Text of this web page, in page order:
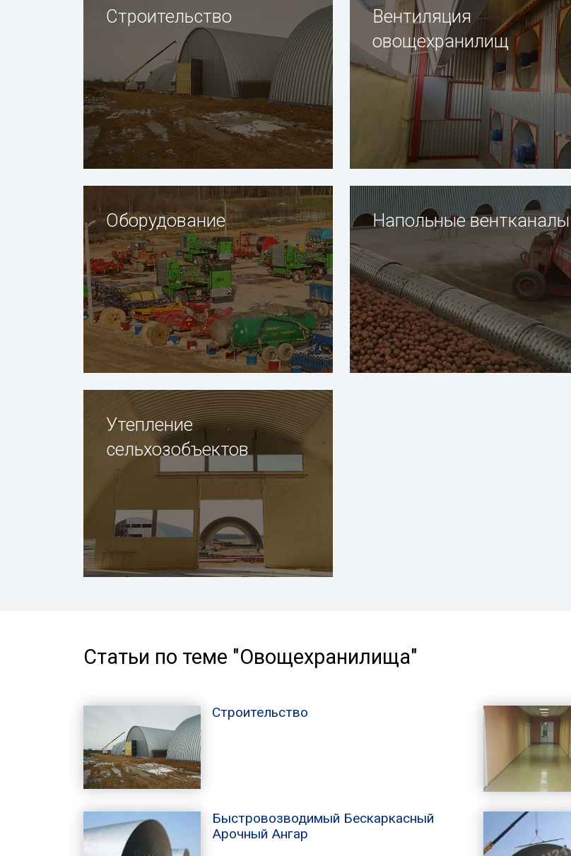
Строительство
Вентиляция
овощехранилищ
Оборудование Напольные вентканалы
Утепление
сельхозобъектов
Статьи по теме "Овощехранилища"
Строительство
Быстровозводимый Бескаркасный
Арочный Ангар